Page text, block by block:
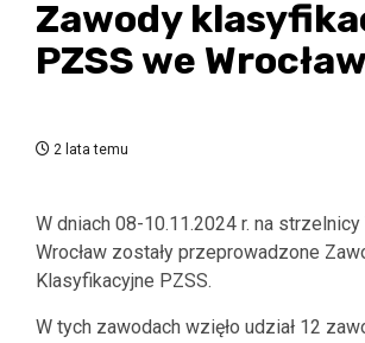
Zawody
PZSS we
2 lata temu
W dniach 08-10.11.2024 r. na
Wrocław zostały przeprowadzone
Klasyfikacyjne PZSS.
W tych zawodach wzięło udział 12